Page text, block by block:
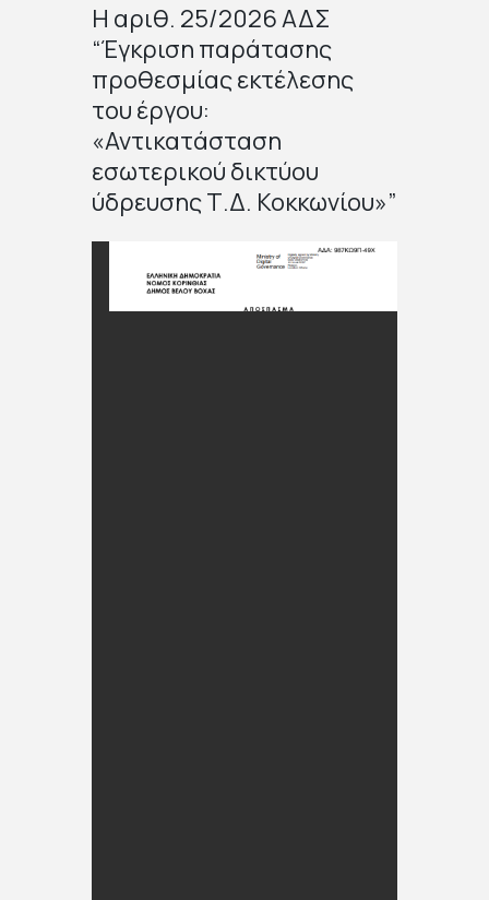
Η αριθ. 25/2026 ΑΔΣ
“Έγκριση παράτασης
προθεσμίας εκτέλεσης
του έργου:
«Αντικατάσταση
εσωτερικού δικτύου
ύδρευσης Τ.Δ. Κοκκωνίου»”